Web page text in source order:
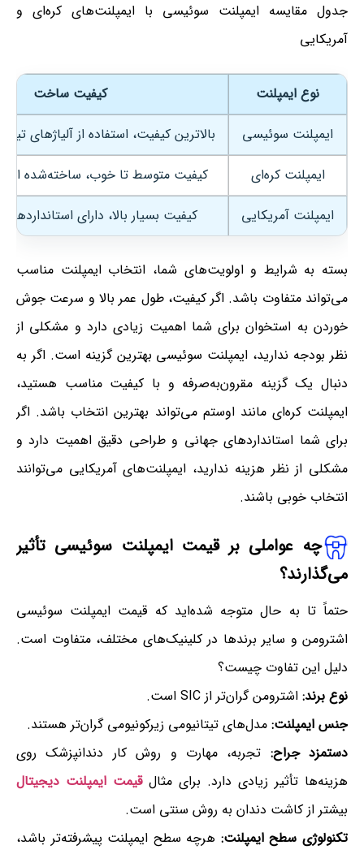
جدول مقایسه ایمپلنت سوئیسی با ایمپلنت‌های کره‌ای و
آمریکایی
نوع ایمپلنت
کیفیت ساخت
ایمپلنت سوئیسی
بالاترین کیفیت، استفاده از آلیاژهای
ایمپلنت کره‌ای
کیفیت متوسط تا خوب، ساخته‌شده از
ایمپلنت آمریکایی
کیفیت بسیار بالا، دارای
بسته به شرایط و اولویت‌های شما، انتخاب ایمپلنت مناسب
می‌تواند متفاوت باشد. اگر کیفیت، طول عمر بالا و سرعت جوش
خوردن به استخوان برای شما اهمیت زیادی دارد و مشکلی از
نظر بودجه ندارید، ایمپلنت سوئیسی بهترین گزینه است. اگر به
دنبال یک گزینه مقرون‌به‌صرفه و با کیفیت مناسب هستید،
ایمپلنت کره‌ای مانند اوستم می‌تواند بهترین انتخاب باشد. اگر
برای شما استانداردهای جهانی و طراحی دقیق اهمیت دارد و
مشکلی از نظر هزینه ندارید، ایمپلنت‌های آمریکایی می‌توانند
انتخاب خوبی باشند.
چه عواملی بر قیمت ایمپلنت سوئیسی تأثیر
می‌گذارند؟
حتماً تا به حال متوجه شده‌اید که قیمت ایمپلنت سوئیسی
اشترومن و سایر برندها در کلینیک‌های مختلف، متفاوت است.
دلیل این تفاوت چیست؟
نوع برند: اشترومن گران‌تر از SIC است.
جنس ایمپلنت: مدل‌های تیتانیومی زیرکونیومی گران‌تر هستند.
دستمزد جراح: تجربه، مهارت و روش کار دندانپزشک روی
هزینه‌ها تأثیر زیادی دارد. برای مثال قیمت ایمپلنت دیجیتال
بیشتر از کاشت دندان به روش سنتی است.
تکنولوژی سطح ایمپلنت: هرچه سطح ایمپلنت پیشرفته‌تر باشد،